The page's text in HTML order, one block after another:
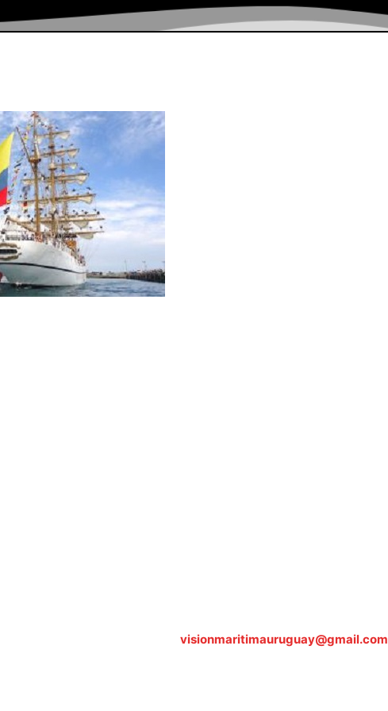
visionmaritimauruguay@gmail.com